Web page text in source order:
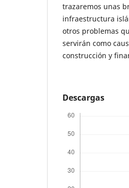
trazaremos unas
infraestructura
otros problemas
servirán como
construcción y
Descargas